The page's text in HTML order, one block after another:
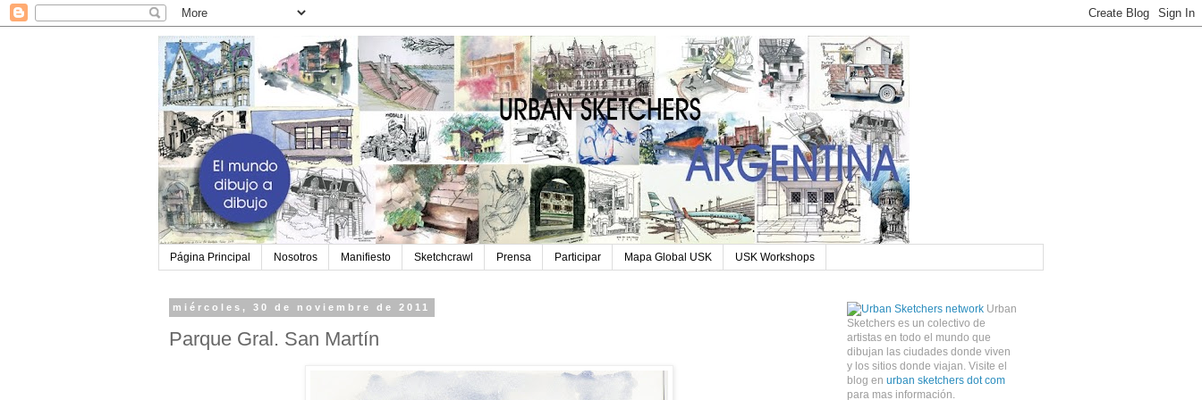
Página Principal Nosotros Manifiesto Sketchcrawl Prensa Participar Mapa Global USK USK Workshops
miércoles, 30 de noviembre de 2011
Parque Gral. San Martín
Urban
Sketchers es un colectivo de
artistas en todo el mundo que
dibujan las ciudades donde viven
y los sitios donde viajan. Visite el
blog en urban sketchers dot com
para mas información.